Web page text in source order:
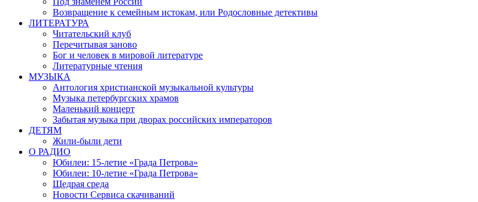
Возвращение к семейным истокам, или Родословные детективы
ЛИТЕРАТУРА
Читательский клуб
Перечитывая заново
Бог и человек в мировой литературе
Литературные чтения
МУЗЫКА
Антология христианской музыкальной культуры
Музыка петербургских храмов
Маленький концерт
Забытая музыка при дворах российских императоров
ДЕТЯМ
Жили-были дети
О РАДИО
Юбилеи: 15-летие «Града Петрова»
Юбилеи: 10-летие «Града Петрова»
Щедрая среда
Новости Сервиса скачиваний